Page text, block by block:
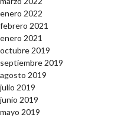
enero 2022
febrero 2021
enero 2021
octubre 2019
septiembre 2019
agosto 2019
julio 2019
junio 2019
mayo 2019